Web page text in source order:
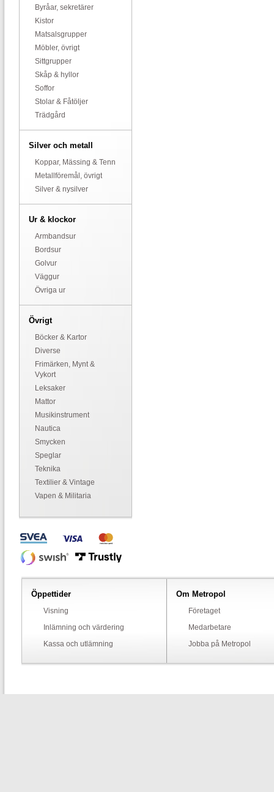
Byråar, sekretärer
Kistor
Matsalsgrupper
Möbler, övrigt
Sittgrupper
Skåp & hyllor
Soffor
Stolar & Fåtöljer
Trädgård
Silver och metall
Koppar, Mässing & Tenn
Metallföremål, övrigt
Silver & nysilver
Ur & klockor
Armbandsur
Bordsur
Golvur
Väggur
Övriga ur
Övrigt
Böcker & Kartor
Diverse
Frimärken, Mynt &
Vykort
Leksaker
Mattor
Musikinstrument
Nautica
Smycken
Speglar
Teknika
Textilier & Vintage
Vapen & Militaria
Öppettider
Visning
Inlämning och värdering
Kassa och utlämning
Om Metropol
Företaget
Medarbetare
Jobba på Metropol